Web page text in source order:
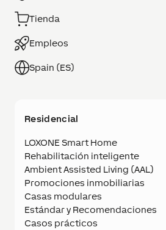
Tienda
Empleos
Spain (ES)
Residencial
LOXONE Smart Home
Rehabilitación inteligente
Ambient Assisted Living (AAL)
Promociones inmobiliarias
Casas modulares
Estándar y Recomendaciones
Casos prácticos